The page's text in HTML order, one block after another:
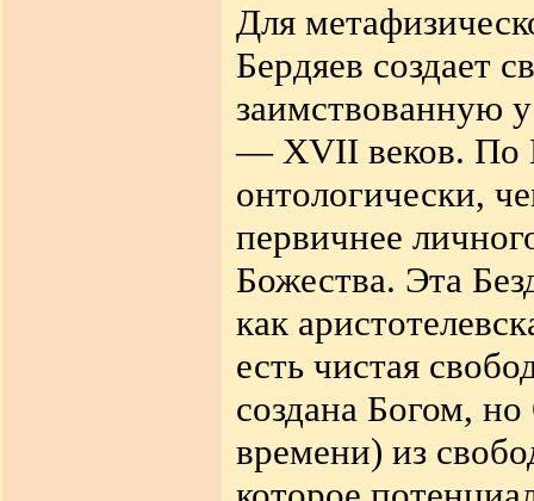
Для
Бердяев создает
заимствованную
— XVII веков. По
онтологически,
первичнее
Божества. Эта
как
есть чистая
создана Богом,
времени) из